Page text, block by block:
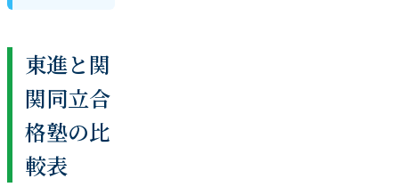
東進と関
関同立合
格塾の比
較表